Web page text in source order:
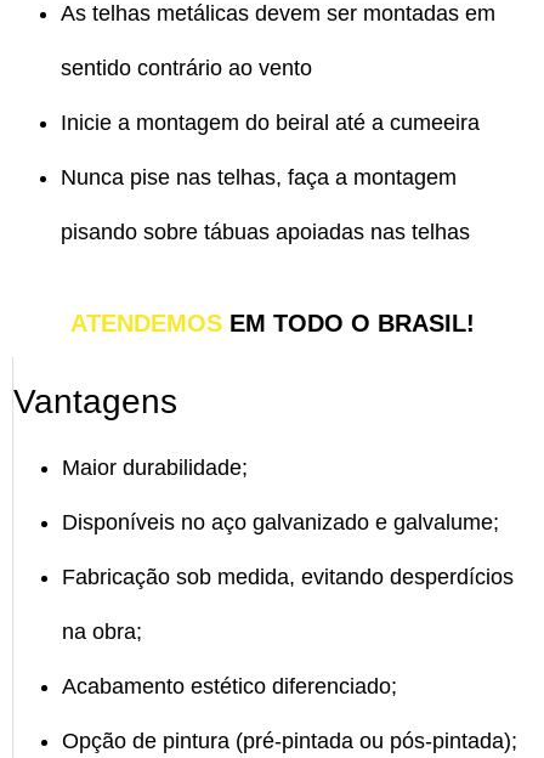
As telhas metálicas devem ser montadas em
sentido contrário ao vento
Inicie a montagem do beiral até a cumeeira
Nunca pise nas telhas, faça a montagem
pisando sobre tábuas apoiadas nas telhas
ATENDEMOS EM TODO O BRASIL!
Vantagens
Maior durabilidade;
Disponíveis no aço galvanizado e galvalume;
Fabricação sob medida, evitando desperdícios
na obra;
Acabamento estético diferenciado;
Opção de pintura (pré-pintada ou pós-pintada);